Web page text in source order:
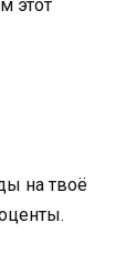
этот
на твоё